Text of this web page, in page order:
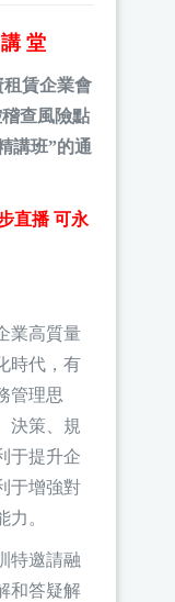
堂
租賃企業會
查風險點
講班”的通
直播 可永
高質量
時代，有
管理思
決策、規
于提升企
于增強對
。
邀請融
和答疑解